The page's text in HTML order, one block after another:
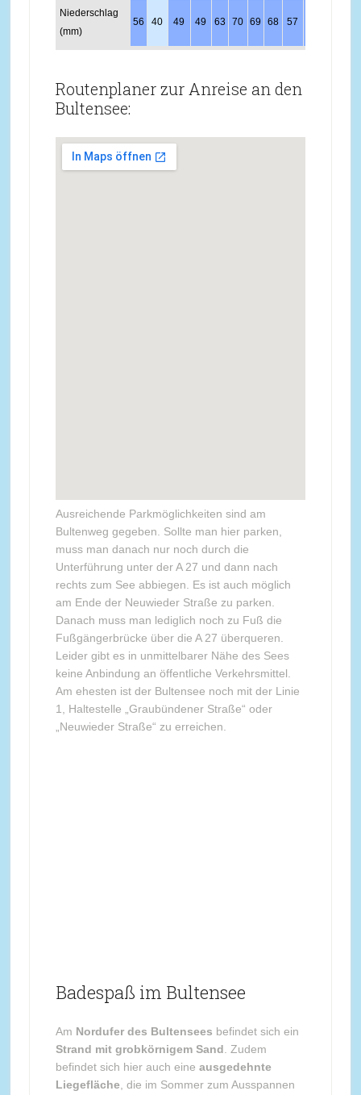
Niederschlag
(mm)
56 40 49 49 63 70 69 68 57
Routenplaner zur Anreise an den
Bultensee:
Ausreichende Parkmöglichkeiten sind am
Bultenweg gegeben. Sollte man hier parken,
muss man danach nur noch durch die
Unterführung unter der A 27 und dann nach
rechts zum See abbiegen. Es ist auch möglich
am Ende der Neuwieder Straße zu parken.
Danach muss man lediglich noch zu Fuß die
Fußgängerbrücke über die A 27 überqueren.
Leider gibt es in unmittelbarer Nähe des Sees
keine Anbindung an öffentliche Verkehrsmittel.
Am ehesten ist der Bultensee noch mit der Linie
1, Haltestelle „Graubündener Straße“ oder
„Neuwieder Straße“ zu erreichen.
Badespaß im Bultensee
Am Nordufer des Bultensees befindet sich ein
Strand mit grobkörnigem Sand . Zudem
befindet sich hier auch eine ausgedehnte
Liegefläche , die im Sommer zum Ausspannen